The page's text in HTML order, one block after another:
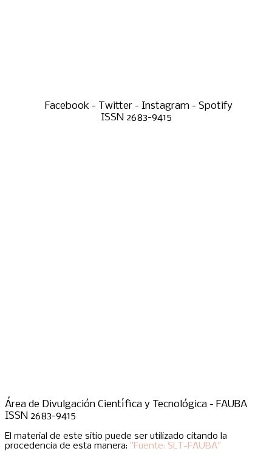
Facebook - Twitter - Instagram - Spotify
ISSN 2683-9415
Área de Divulgación Científica y Tecnológica - FAUBA
ISSN 2683-9415
El material de este sitio puede ser utilizado citando la
procedencia de esta manera: "Fuente: SLT-FAUBA"